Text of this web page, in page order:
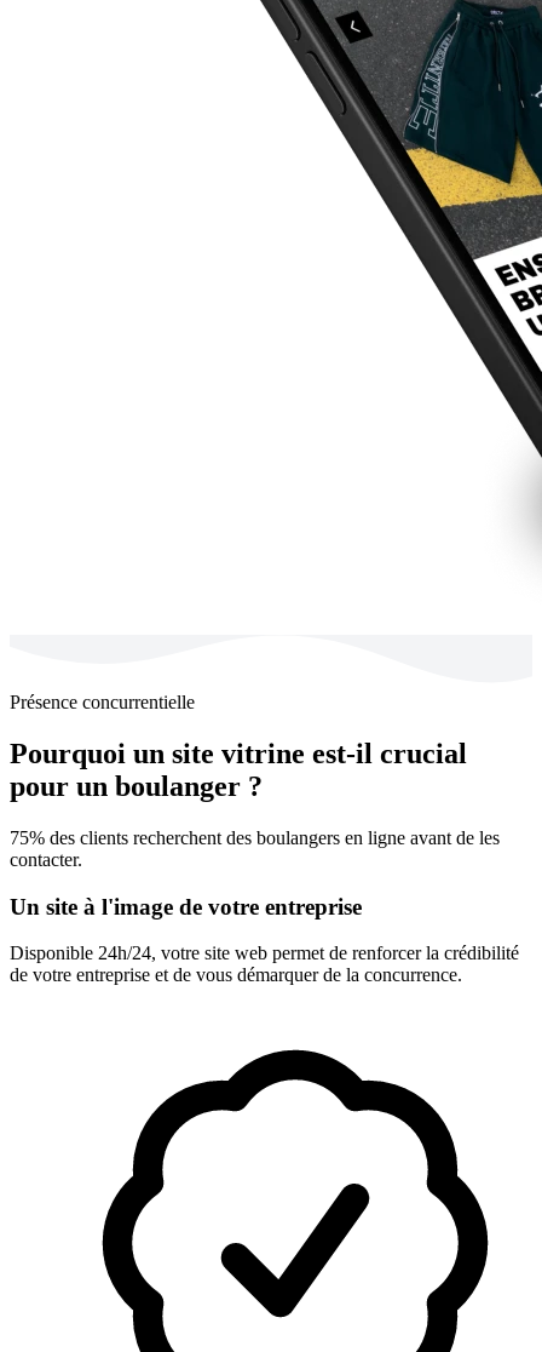
Présence concurrentielle
Pourquoi un site vitrine est-il crucial
pour un boulanger ?
75% des clients recherchent des boulangers en ligne avant de les
contacter.
Un site à l'image de votre entreprise
Disponible 24h/24, votre site web permet de renforcer la crédibilité
de votre entreprise et de vous démarquer de la concurrence.